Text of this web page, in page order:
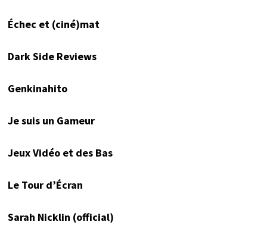
Échec et (ciné)mat
Dark Side Reviews
Genkinahito
Je suis un Gameur
Jeux Vidéo et des Bas
Le Tour d’Écran
Sarah Nicklin (official)